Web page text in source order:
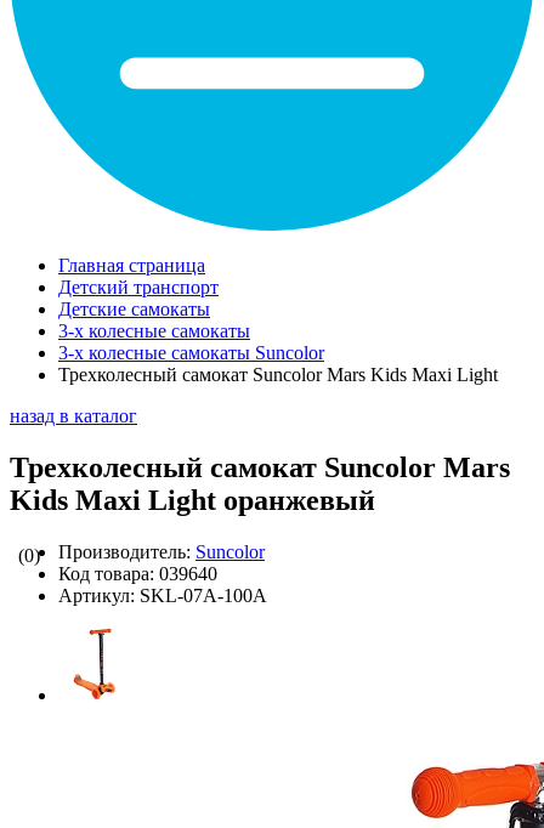
Главная страница
Детский транспорт
Детские самокаты
3-х колесные самокаты
3-х колесные самокаты Suncolor
Трехколесный самокат Suncolor Mars Kids Maxi Light
назад в каталог
Трехколесный самокат Suncolor Mars
Kids Maxi Light оранжевый
(0) Производитель: Suncolor
Код товара: 039640
Артикул: SKL-07A-100A